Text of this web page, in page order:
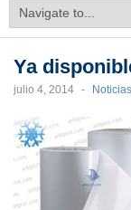
Ya
julio 4, 2014 -